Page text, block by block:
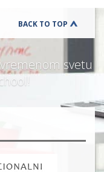
BACK TO TOP
svetu